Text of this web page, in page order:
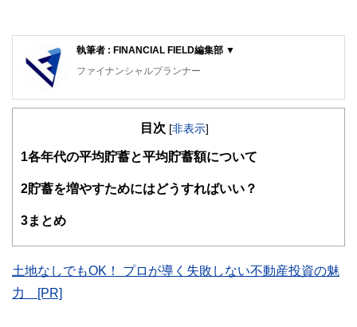
執筆者 : FINANCIAL FIELD編集部 ▼
ファイナンシャルプランナー
FinancialField編集部は、金融、経済に関する記事を、日々
知識がない方でも理解できるようわかりやすく発信していま
得者を中心に「お金や暮らし」に関する書籍・雑誌の編集経
験者で構成され、企画立案から記事掲載まですべての工程に
ドバイザー、DCプランナー、公認会計士、社会保険労務
目次 [非表示]
1 各年代の平均貯蓄と平均貯蓄額について
2貯蓄を増やすためにはどうすればいい？
3まとめ
土地なしでもOK！ プロが導く失敗しない不動産投資の魅
力 [PR]